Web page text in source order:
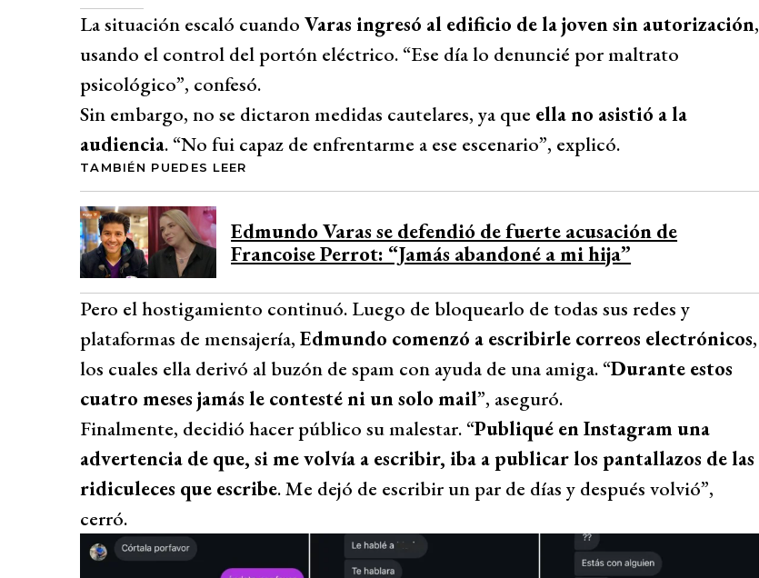
La situación escaló cuando Varas ingresó al edificio de la joven sin autorización,
usando el control del portón eléctrico. “Ese día lo denuncié por maltrato
psicológico”, confesó.
Sin embargo, no se dictaron medidas cautelares, ya que ella no asistió a la
audiencia. “No fui capaz de enfrentarme a ese escenario”, explicó.
TAMBIÉN PUEDES LEER
Edmundo Varas se defendió de fuerte acusación de
Francoise Perrot: “Jamás abandoné a mi hija”
Pero el hostigamiento continuó. Luego de bloquearlo de todas sus redes y
plataformas de mensajería, Edmundo comenzó a escribirle correos electrónicos,
los cuales ella derivó al buzón de spam con ayuda de una amiga. “Durante estos
cuatro meses jamás le contesté ni un solo mail”, aseguró.
Finalmente, decidió hacer público su malestar. “Publiqué en Instagram una
advertencia de que, si me volvía a escribir, iba a publicar los pantallazos de las
ridiculeces que escribe. Me dejó de escribir un par de días y después volvió”,
cerró.